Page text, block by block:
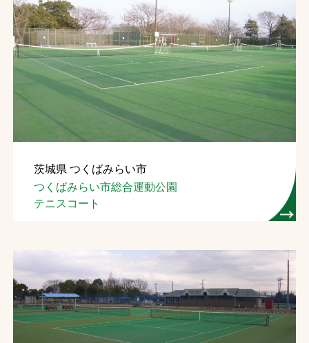
茨城県 つくばみらい市
つくばみらい市総合運動公園
テニスコート